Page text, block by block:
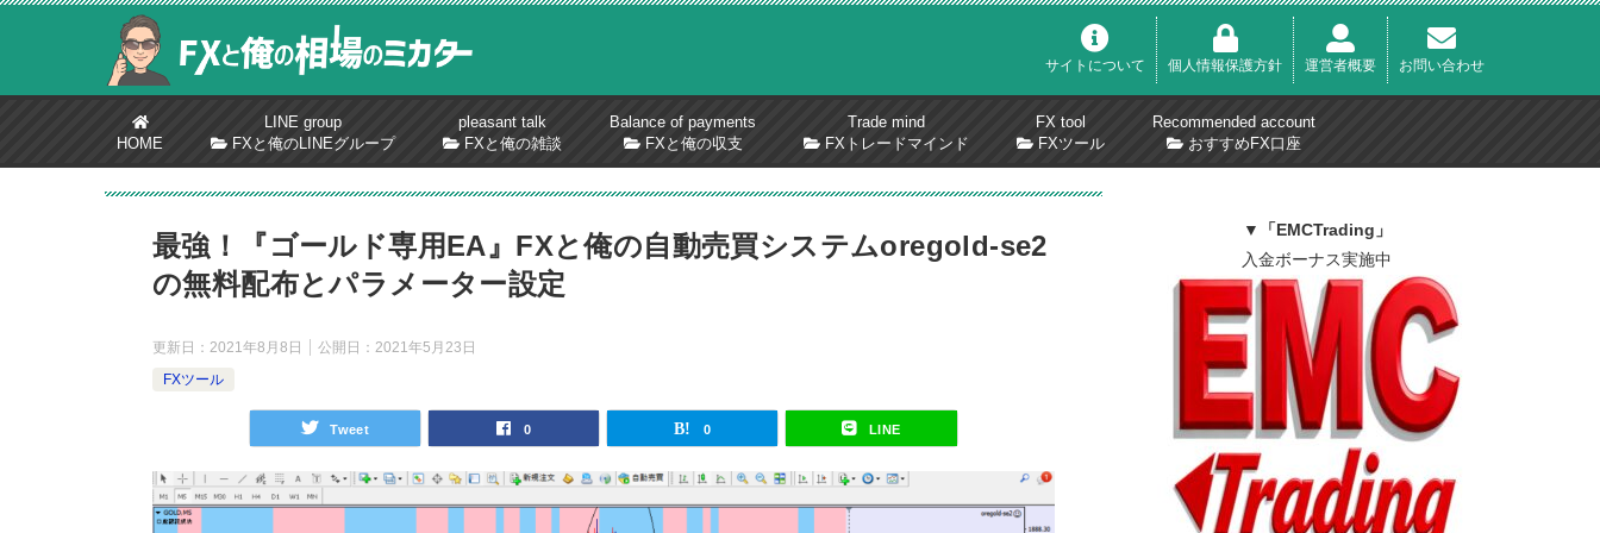
サイトについて 個人情報保護方針 運営者概要 お問い合わせ
HOME
LINE group
FXと俺のLINEグループ
pleasant talk
FXと俺の雑談
Balance of payments
FXと俺の収支
Trade mind
FXトレードマインド
FX tool
FXツール
Recommended account
おすすめFX口座
最強！『ゴールド専用EA』FXと俺の自動売買システムoregold-se2
の無料配布とパラメーター設定
更新日： 2021年8月8日 公開日： 2021年5月23日
FXツール
Tweet 0 0 LINE
▼
「EMCTrading」
入金ボーナス実施中